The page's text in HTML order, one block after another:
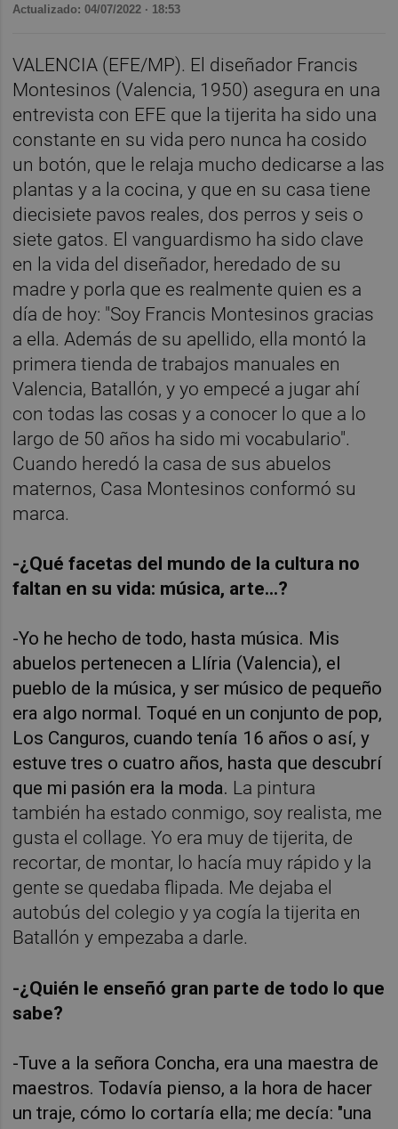
Actualizado: 04/07/2022 · 18:53
VALENCIA (EFE/MP). El diseñador Francis
Montesinos (Valencia, 1950) asegura en una
entrevista con EFE que la tijerita ha sido una
constante en su vida pero nunca ha cosido
un botón, que le relaja mucho dedicarse a las
plantas y a la cocina, y que en su casa tiene
diecisiete pavos reales, dos perros y seis o
siete gatos. El vanguardismo ha sido clave
en la vida del diseñador, heredado de su
madre y porla que es realmente quien es a
día de hoy: "Soy Francis Montesinos gracias
a ella. Además de su apellido, ella montó la
primera tienda de trabajos manuales en
Valencia, Batallón, y yo empecé a jugar ahí
con todas las cosas y a conocer lo que a lo
largo de 50 años ha sido mi vocabulario".
Cuando heredó la casa de sus abuelos
maternos, Casa Montesinos conformó su
marca.
-¿Qué facetas del mundo de la cultura no
faltan en su vida: música, arte...?
-Yo he hecho de todo, hasta música. Mis
abuelos pertenecen a Llíria (Valencia), el
pueblo de la música, y ser músico de pequeño
era algo normal. Toqué en un conjunto de pop,
Los Canguros, cuando tenía 16 años o así, y
estuve tres o cuatro años, hasta que descubrí
que mi pasión era la moda. La pintura
también ha estado conmigo, soy realista, me
gusta el collage. Yo era muy de tijerita, de
recortar, de montar, lo hacía muy rápido y la
gente se quedaba flipada. Me dejaba el
autobús del colegio y ya cogía la tijerita en
Batallón y empezaba a darle.
-¿Quién le enseñó gran parte de todo lo que
sabe?
-Tuve a la señora Concha, era una maestra de
maestros. Todavía pienso, a la hora de hacer
un traje, cómo lo cortaría ella; me decía: "una